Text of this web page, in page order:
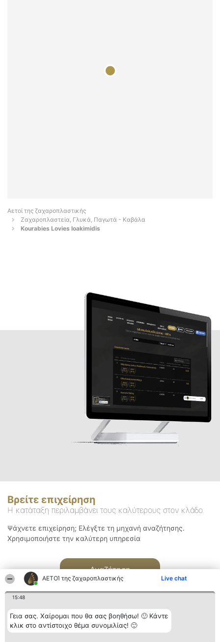
ΑΕΤΟΊ της ζαχαροπλαστικής Live chat
15:48
Γεια σας. Χαίρομαι που θα σας βοηθήσω! 🙂 Κάντε
κλικ στο αντίστοιχο θέμα συνομιλίας! 🙂
Αετοί της ζαχαροπλαστικής
Ζαχαροπλαστεία, Γλυκά, Παγωτά - Καβάλα
Kourabies Lovies Ioakimidis
Βρείτε επιχείρηση
Η κατάταξη περιλαμβάνει τους καλύτερους στον κλάδο
Ψάχνετε επιχείρηση; Ελέγξτε τη μηχανή αναζήτησης.
Χρησιμοποιήστε την καλύτερη υπηρεσία
Αναζήτηση